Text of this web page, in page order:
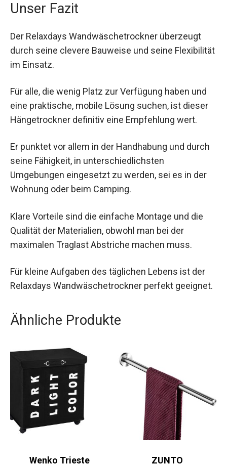
Unser Fazit
Der Relaxdays Wandwäschetrockner überzeugt
durch seine clevere Bauweise und seine Flexibilität
im Einsatz.
Für alle, die wenig Platz zur Verfügung haben und
eine praktische, mobile Lösung suchen, ist dieser
Hängetrockner definitiv eine Empfehlung wert.
Er punktet vor allem in der Handhabung und durch
seine Fähigkeit, in unterschiedlichsten
Umgebungen eingesetzt zu werden, sei es in der
Wohnung oder beim Camping.
Klare Vorteile sind die einfache Montage und die
Qualität der Materialien, obwohl man bei der
maximalen Traglast Abstriche machen muss.
Für kleine Aufgaben des täglichen Lebens ist der
Relaxdays Wandwäschetrockner perfekt geeignet.
Ähnliche Produkte
Wenko Trieste
ZUNTO